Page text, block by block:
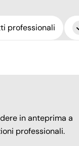
professionali
in anteprima a
professionali.